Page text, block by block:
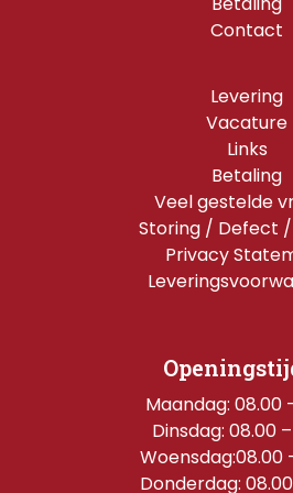
Contact
Levering
Vacature
Links
Betaling
Veel gestelde
Storing / Defect
Privacy
Maandag: 08.00
Dinsdag: 08.00
Woensdag:08.00
Donderdag: